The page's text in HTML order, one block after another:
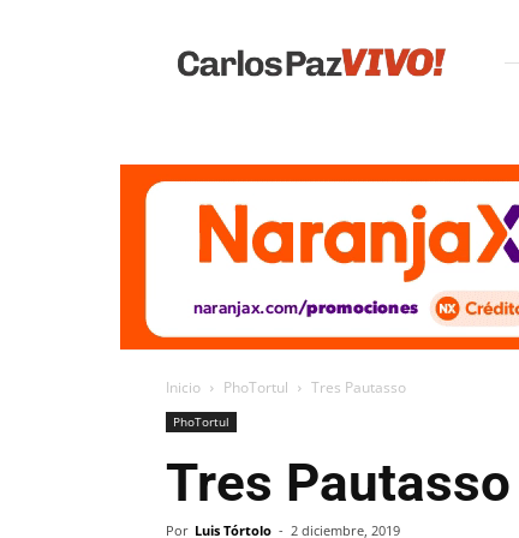
Vivo
Inicio PhoTortul Tres Pautasso
PhoTortul
Tres Pautasso
Por Luis Tórtolo - 2 diciembre, 2019